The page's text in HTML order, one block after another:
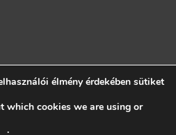
élmény érdekében sütiket
which cookies we are using or
.